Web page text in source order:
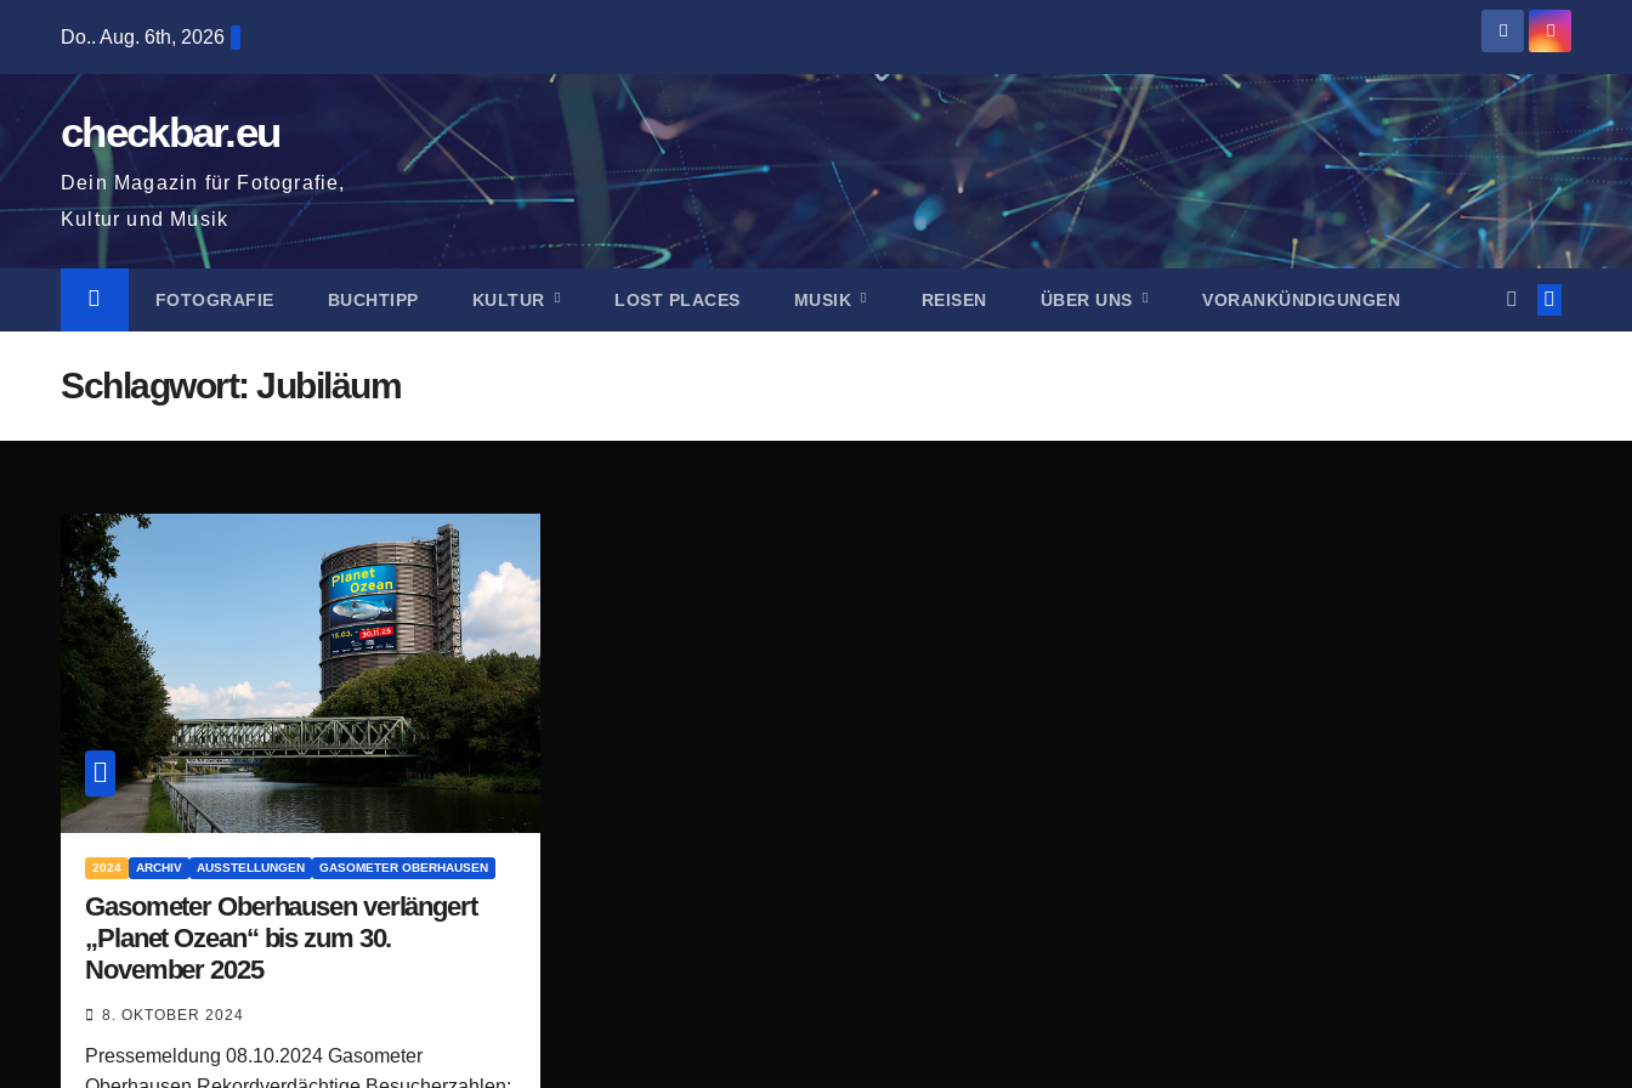
springen
Do.. Aug. 6th, 2026
checkbar.eu
Dein Magazin für Fotografie,
Kultur und Musik
FOTOGRAFIE BUCHTIPP KULTUR LOST PLACES MUSIK REISEN ÜBER UNS VORANKÜNDIGUNGEN
Schlagwort: Jubiläum
2024 ARCHIV AUSSTELLUNGEN GASOMETER OBERHAUSEN
Gasometer Oberhausen verlängert
„Planet Ozean“ bis zum 30.
November 2025
8. OKTOBER 2024
Pressemeldung 08.10.2024 Gasometer